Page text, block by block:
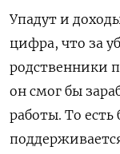
Упадут и
цифра, что за
родственники
он смог бы
работы. То